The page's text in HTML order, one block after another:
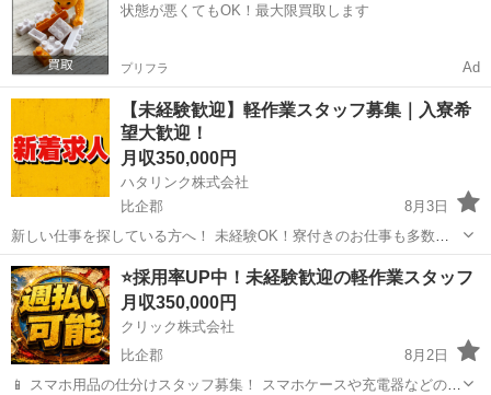
状態が悪くてもOK！最大限買取します
プリフラ Ad
【未経験歓迎】軽作業スタッフ募集｜入寮希
望大歓迎！
月収350,000円
ハタリンク株式会社
比企郡
8月3日
新しい仕事を探している方へ！ 未経験OK！寮付きのお仕事も多数！
日払い・週払いも相談可能！ 「すぐ働きたい」 「住む場所も一緒に探
したい」 「今より収入を増やしたい」 そんな方におすすめのお仕事を
ご...
埼玉 比企郡 工場 未経験
⭐採用率UP中！未経験歓迎の軽作業スタッフ
月収350,000円
クリック株式会社
比企郡
8月2日
📱 スマホ用品の仕分けスタッフ募集！ スマホケースや充電器などの仕